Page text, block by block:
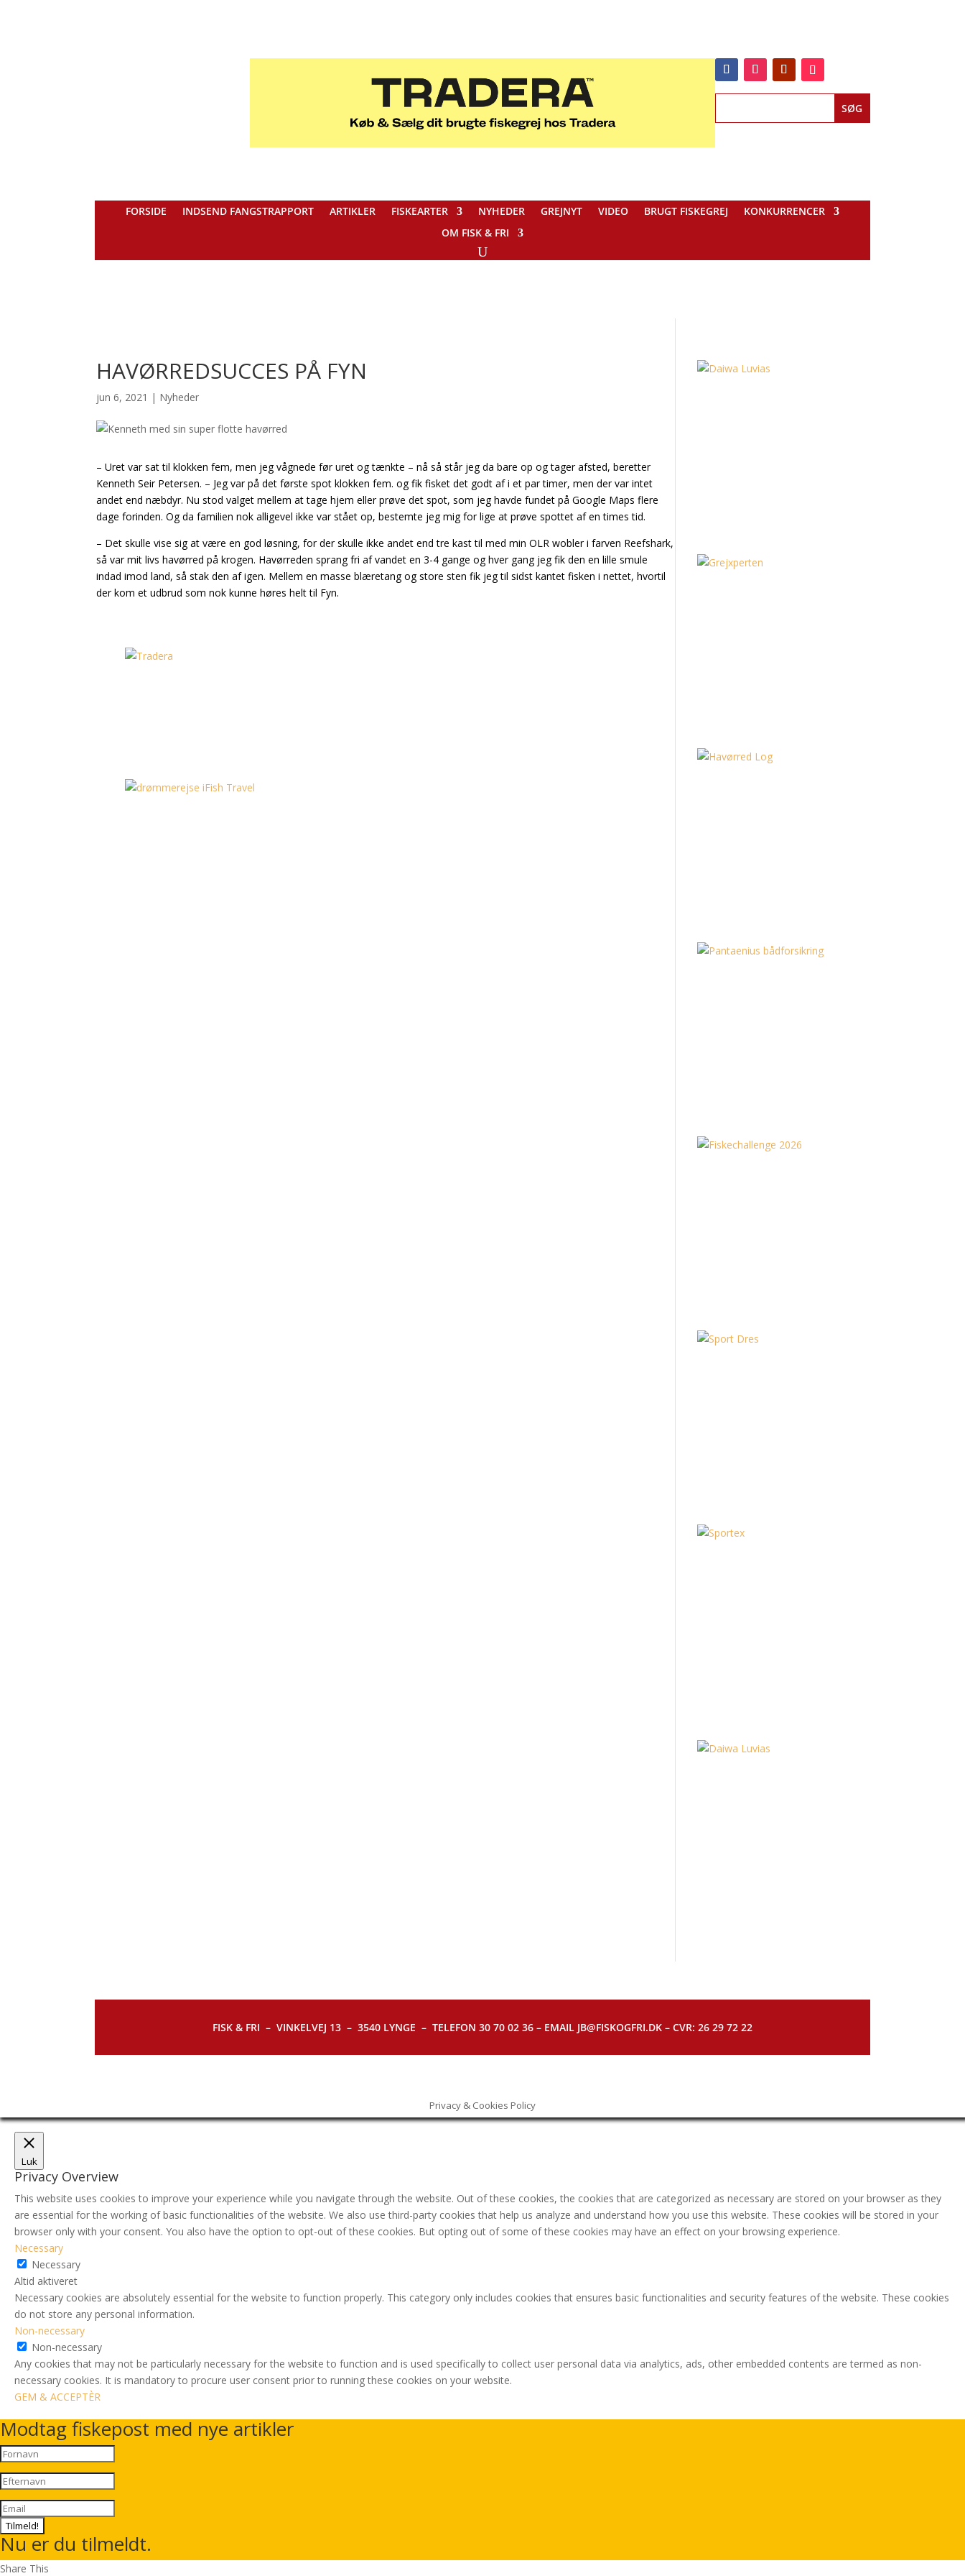
FORSIDE INDSEND FANGSTRAPPORT ARTIKLER FISKEARTER NYHEDER GREJNYT VIDEO BRUGT FISKEGREJ
KONKURRENCER
OM FISK & FRI
HAVØRREDSUCCES PÅ FYN
jun 6, 2021 | Nyheder
– Uret var sat til klokken fem, men jeg vågnede før uret og tænkte – nå så står jeg da bare op og tager afsted, beretter
Kenneth Seir Petersen. – Jeg var på det første spot klokken fem. og fik fisket det godt af i et par timer, men der var intet
andet end næbdyr. Nu stod valget mellem at tage hjem eller prøve det spot, som jeg havde fundet på Google Maps flere
dage forinden. Og da familien nok alligevel ikke var stået op, bestemte jeg mig for lige at prøve spottet af en times tid.
– Det skulle vise sig at være en god løsning, for der skulle ikke andet end tre kast til med min OLR wobler i farven Reefshark,
så var mit livs havørred på krogen. Havørreden sprang fri af vandet en 3-4 gange og hver gang jeg fik den en lille smule
indad imod land, så stak den af igen. Mellem en masse blæretang og store sten fik jeg til sidst kantet fisken i nettet, hvortil
der kom et udbrud som nok kunne høres helt til Fyn.
FISK & FRI – VINKELVEJ 13 – 3540 LYNGE – TELEFON 30 70 02 36 – EMAIL JB@FISKOGFRI.DK – CVR: 26 29 72 22
Privacy & Cookies Policy
Luk
Privacy Overview
This website uses cookies to improve your experience while you navigate through the website. Out of these cookies, the cookies that are categorized as necessary are stored on your browser as they
are essential for the working of basic functionalities of the website. We also use third-party cookies that help us analyze and understand how you use this website. These cookies will be stored in your
browser only with your consent. You also have the option to opt-out of these cookies. But opting out of some of these cookies may have an effect on your browsing experience.
Necessary
Necessary
Altid aktiveret
Necessary cookies are absolutely essential for the website to function properly. This category only includes cookies that ensures basic functionalities and security features of the website. These cookies
do not store any personal information.
Non-necessary
Non-necessary
Any cookies that may not be particularly necessary for the website to function and is used specifically to collect user personal data via analytics, ads, other embedded contents are termed as non-
necessary cookies. It is mandatory to procure user consent prior to running these cookies on your website.
GEM & ACCEPTÈR
Modtag fiskepost med nye artikler
Tilmeld!
Nu er du tilmeldt.
Share This